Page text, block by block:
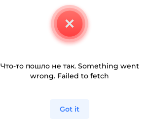
Заставка в честь дня рождения
Что-то пошло не так. Something went
wrong. Failed to fetch
Got it